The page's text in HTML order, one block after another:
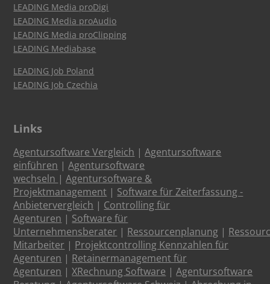
LEADING Media proDigi
LEADING Media proAudio
LEADING Media proClipping
LEADING Mediabase
LEADING Job Poland
LEADING Job Czechia
Links
Agentursoftware Vergleich |Agentursoftware
einführen |Agentursoftware
wechseln |Agentursoftware &
Projektmanagement | Software für Zeiterfassung -
Anbietervergleich | Controlling für
Agenturen | Software für
Unternehmensberater | Ressourcenplanung |
Mitarbeiter | Projektcontrolling Kennzahlen für
Agenturen | Retainermanagement für
Agenturen |XRechnung Software |Agentursoftware